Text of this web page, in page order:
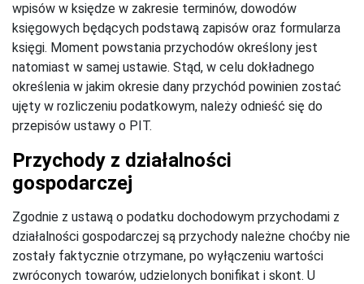
wpisów w księdze w zakresie terminów, dowodów
księgowych będących podstawą zapisów oraz formularza
księgi. Moment powstania przychodów określony jest
natomiast w samej ustawie. Stąd, w celu dokładnego
określenia w jakim okresie dany przychód powinien zostać
ujęty w rozliczeniu podatkowym, należy odnieść się do
przepisów ustawy o PIT.
Przychody z działalności
gospodarczej
Zgodnie z ustawą o podatku dochodowym przychodami z
działalności gospodarczej są przychody należne choćby nie
zostały faktycznie otrzymane, po wyłączeniu wartości
zwróconych towarów, udzielonych bonifikat i skont. U